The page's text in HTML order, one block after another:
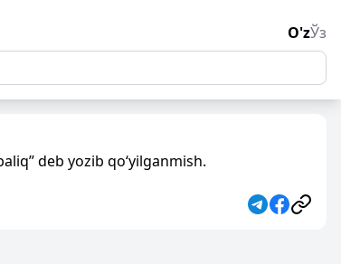
O'zЎз
deb yozib qo‘yilganmish.